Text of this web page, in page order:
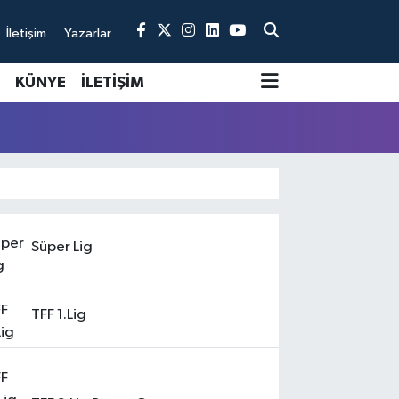
İletişim Yazarlar
KÜNYE İLETİŞİM
Süper Lig
TFF 1.Lig